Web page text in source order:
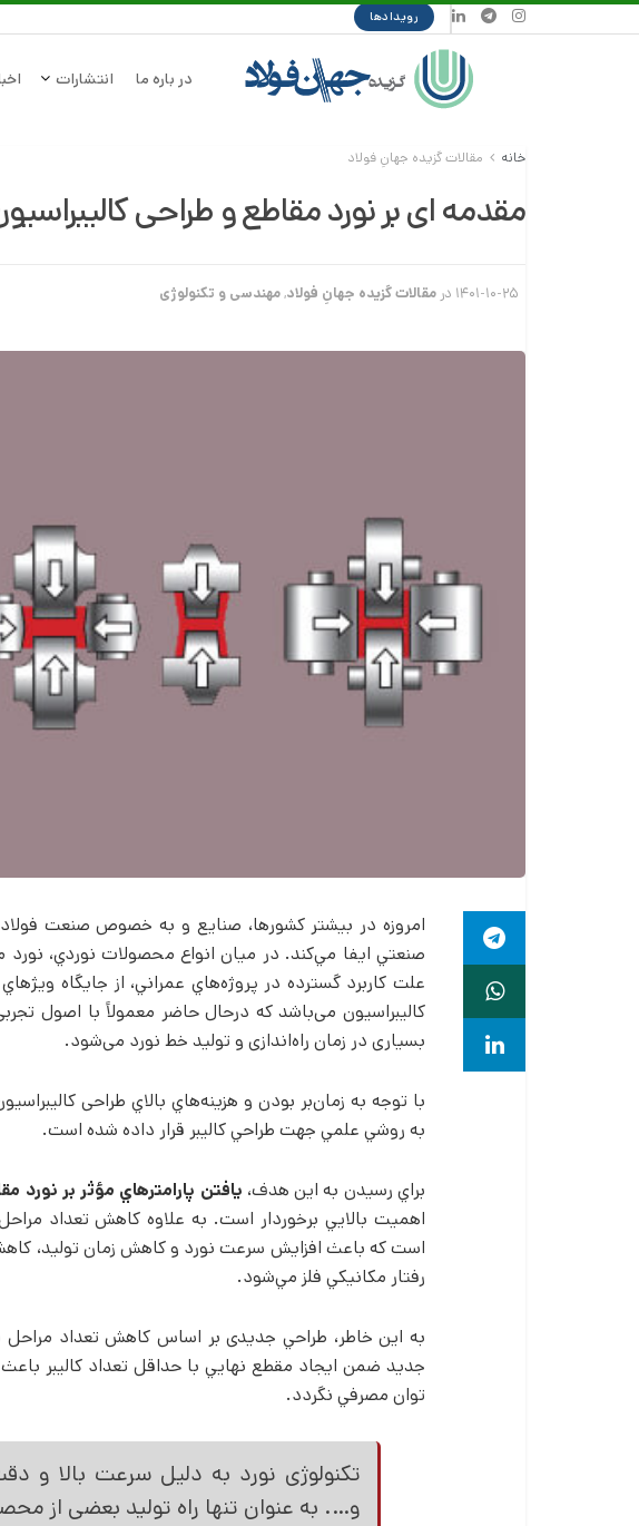
رویدادها
در باره ما انتشارات
خانه مقالات گزیده جهانِ فولاد
مقدمه ای بر نورد مقاطع و طراحی
۱۴۰۱-۱۰-۲۵ در مقالات گزیده جهانِ فولاد,مهندسی و تکنولوژی
امروزه در بيشتر كشورها، صنایع و به خصوص صنعت
صنعتي ايفا مي‌­كند. در ميان انواع محصولات نوردي، نورد
علت كاربرد گسترده در پروژه‌­هاي عمراني، از جايگاه
کالیبراسیون می­‌باشد که درحال حاضر معمولاً با اصول
بسیاری در زمان راه­‌اندازی و تولید خط نورد می­‌شود.
با توجه به زمان‌بر بودن و هزينه­‌هاي بالاي طراحی
به روشي علمي جهت طراحي كاليبر قرار داده شده است.
براي رسيدن به اين هدف، يافتن پارامترهاي مؤثر بر
اهميت بالايي برخوردار است. به علاوه كاهش تعداد
است که باعث افزايش سرعت نورد و كاهش زمان توليد،
رفتار مكانيكي فلز مي­‌شود.
به اين خاطر، طراحي جديدی بر اساس كاهش تعداد مراحل
جديد ضمن ايجاد مقطع نهايي با حداقل تعداد كاليبر
توان مصرفي نگردد.
تکنولوژی نورد به دلیل سرعت بالا و
و…. به عنوان تنها راه تولید بعضی از